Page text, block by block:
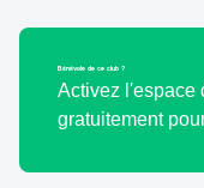
Bénévole de ce club ?
Activez l'espace
gratuitement